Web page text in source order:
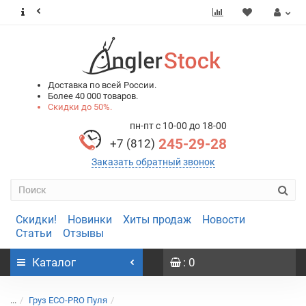
Доставка по всей России.
Более 40 000 товаров.
Скидки до 50%.
пн-пт с 10-00 до 18-00
+7 (812) 245-29-28
Заказать обратный звонок
Скидки! Новинки Хиты продаж
Новости
Статьи
Отзывы
Каталог : 0
... Груз ECO-PRO Пуля